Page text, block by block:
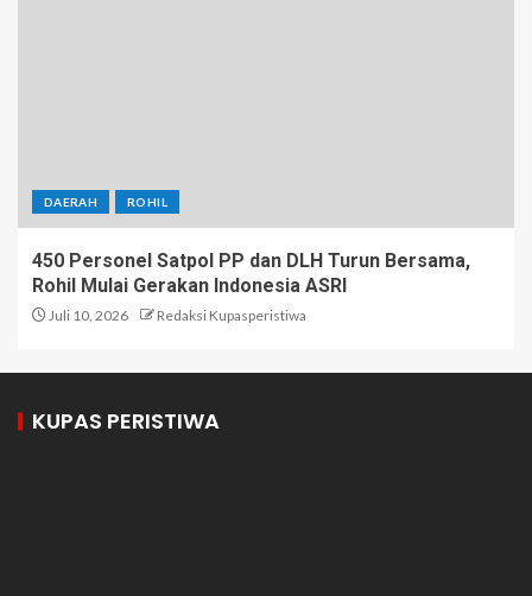
DAERAH ROHIL
450 Personel Satpol PP dan DLH Turun Bersama,
Rohil Mulai Gerakan Indonesia ASRI
Juli 10, 2026 Redaksi Kupasperistiwa
KUPAS PERISTIWA